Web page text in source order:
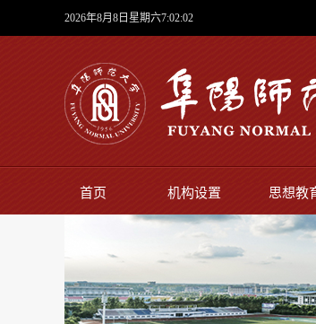
2026年8月8日星期六7:02:03
首页 机构设置 思想教